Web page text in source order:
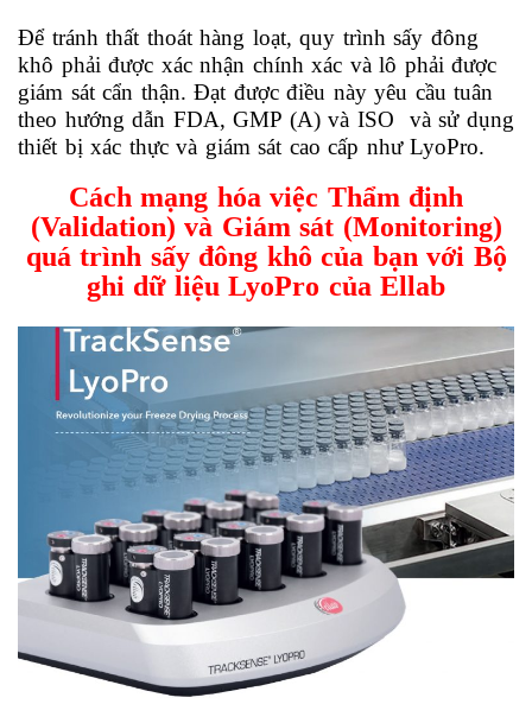
Để tránh thất thoát hàng loạt, quy trình sấy đông
khô phải được xác nhận chính xác và lô phải được
giám sát cẩn thận. Đạt được điều này yêu cầu tuân
theo hướng dẫn FDA, GMP (A) và ISO và sử dụng
thiết bị xác thực và giám sát cao cấp như LyoPro.
Cách mạng hóa việc Thẩm định
(Validation) và Giám sát (Monitoring)
quá trình sấy đông khô của bạn với Bộ
ghi dữ liệu LyoPro của Ellab